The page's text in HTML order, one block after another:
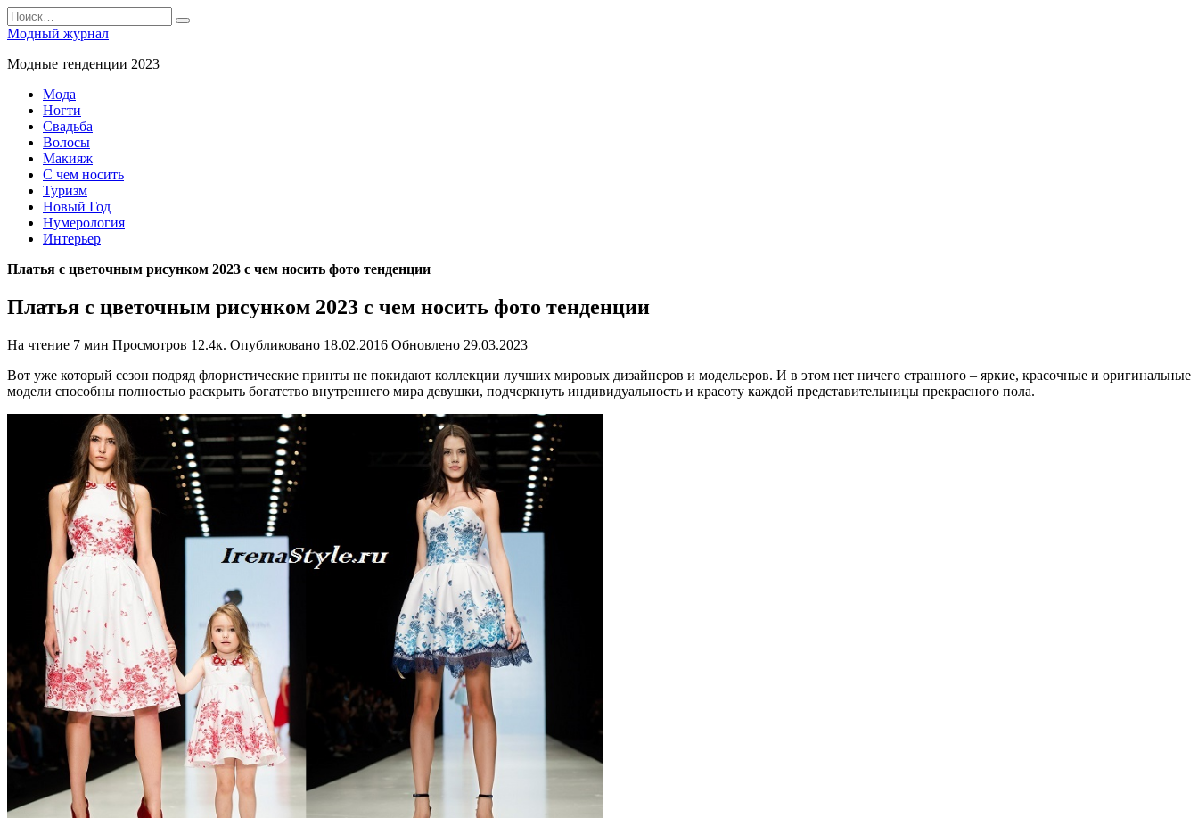
Перейти
к
содержанию
Search
for:
Модный журнал
Модные тенденции 2023
Мода
Ногти
Свадьба
Волосы
Макияж
С чем носить
Туризм
Новый Год
Нумерология
Интерьер
Платья с цветочным рисунком 2023 с чем носить фото тенденции
Платья с цветочным рисунком 2023 с чем носить фото тенденции
На чтение 7 мин Просмотров 12.4к. Опубликовано 18.02.2016 Обновлено 29.03.2023
Вот уже который сезон подряд флористические принты не покидают коллекции лучших мировых дизайнеров и модельеров. И в этом нет ничего странного – яркие, красочные и оригинальные
модели способны полностью раскрыть богатство внутреннего мира девушки, подчеркнуть индивидуальность и красоту каждой представительницы прекрасного пола.